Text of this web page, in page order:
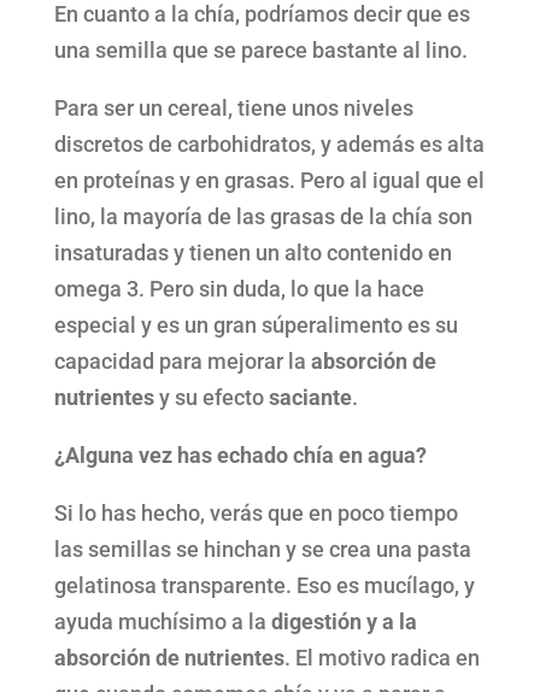
En cuanto a la chía, podríamos decir que es
una semilla que se parece bastante al lino.
Para ser un cereal, tiene unos niveles
discretos de carbohidratos, y además es alta
en proteínas y en grasas. Pero al igual que el
lino, la mayoría de las grasas de la chía son
insaturadas y tienen un alto contenido en
omega 3. Pero sin duda, lo que la hace
especial y es un gran súperalimento es su
capacidad para mejorar la absorción de
nutrientesy su efectosaciante.
¿Alguna vez has echado chía en agua?
Si lo has hecho, verás que en poco tiempo
las semillas se hinchan y se crea una pasta
gelatinosa transparente. Eso es mucílago, y
ayuda muchísimo a la digestión y a la
absorción de nutrientes. El motivo radica en